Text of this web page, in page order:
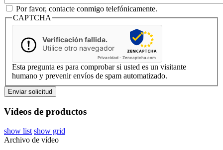
Por favor, contacte conmigo telefónicamente.
CAPTCHA
Verificación fallida.
Utilice otro navegador
Privacidad - Zencaptcha.com
Esta pregunta es para comprobar si usted es un visitante
humano y prevenir envíos de spam automatizado.
Vídeos de productos
show list show grid
Archivo de vídeo